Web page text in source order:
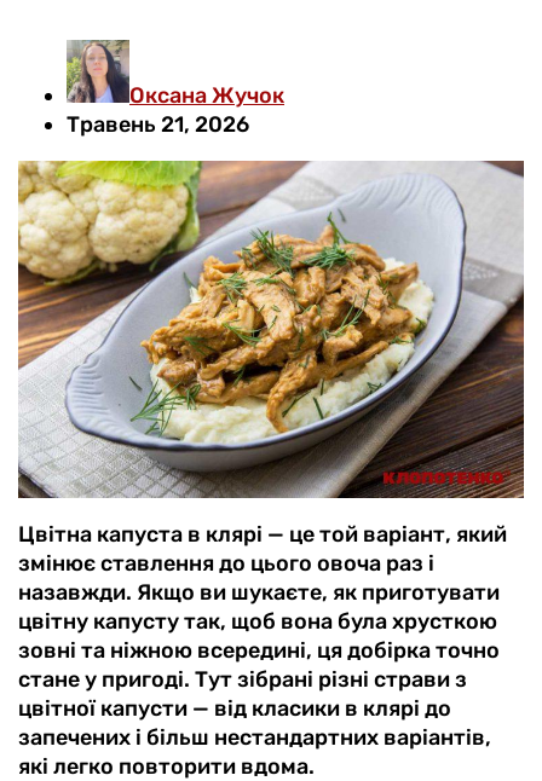
Оксана Жучок
Травень 21, 2026
Цвітна капуста в клярі — це той варіант, який
змінює ставлення до цього овоча раз і
назавжди. Якщо ви шукаєте, як приготувати
цвітну капусту так, щоб вона була хрусткою
зовні та ніжною всередині, ця добірка точно
стане у пригоді. Тут зібрані різні страви з
цвітної капусти — від класики в клярі до
запечених і більш нестандартних варіантів,
які легко повторити вдома.